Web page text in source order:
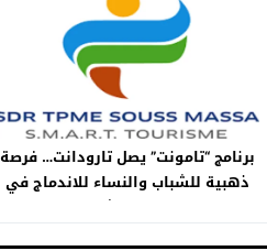
برنامج “تامونت” يصل تارودانت… فرصة
ذهبية للشباب والنساء للاندماج في
سوق الشغل